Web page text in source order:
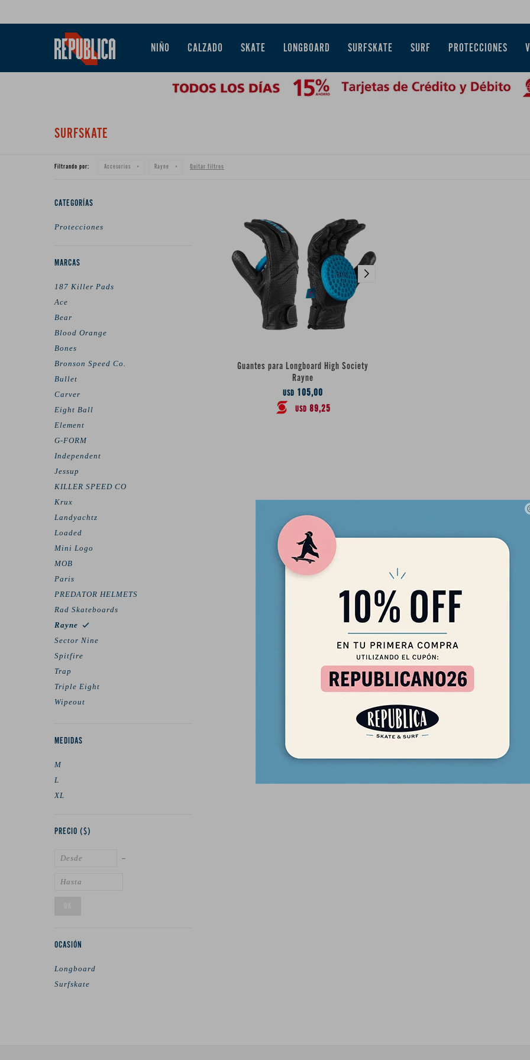
NIÑO CALZADO SKATE LONGBOARD SURFSKATE SURF PROTECCIONES
SURFSKATE
Filtrando por: Accesorios Rayne Quitar filtros
Guantes para Longboard High Society
Rayne
USD 105,00
USD 89,25
CATEGORÍAS
Protecciones
MARCAS
187 Killer Pads
Ace
Bear
Blood Orange
Bones
Bronson Speed Co.
Bullet
Carver
Eight Ball
Element
G-FORM
Independent
Jessup
KILLER SPEED CO
Krux
Landyachtz
Loaded
Mini Logo
MOB
Paris
PREDATOR HELMETS
Rad Skateboards
Rayne
Sector Nine
Spitfire
Trap
Triple Eight
Wipeout
PRECIO ($)
MEDIDAS
M
L
XL
OCASIÓN
Longboard
Surfskate